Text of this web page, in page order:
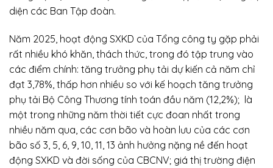
diện các Ban Tập đoàn.
Năm 2025, hoạt động SXKD của Tổng công ty gặp phải
rất nhiều khó khăn, thách thức, trong đó tập trung vào
các điểm chính: tăng trưởng phụ tải dự kiến cả năm chỉ
đạt 3,78%, thấp hơn nhiều so với kế hoạch tăng trưởng
phụ tải Bộ Công Thương tính toán đầu năm (12,2%); là
một trong những năm thời tiết cực đoan nhất trong
nhiều năm qua, các cơn bão và hoàn lưu của các cơn
bão số 3, 5, 6, 9, 10, 11, 13 ảnh hưởng nặng nề đến hoạt
động SXKD và đời sống của CBCNV; giá thị trường điện